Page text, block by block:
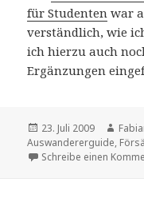
für Studenten war
verständlich, wie
ich hierzu auch
Ergänzungen
Veröffentlicht
am
23. Juli 2009 Autor
Auswandererguide,
Schreibe einen